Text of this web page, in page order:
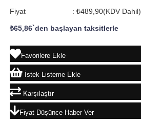
Fiyat : ₺489,90(KDV Dahil)
₺65,86`den başlayan taksitlerle
Favorilere Ekle
İstek Listeme Ekle
Karşılaştır
Fiyat Düşünce Haber Ver